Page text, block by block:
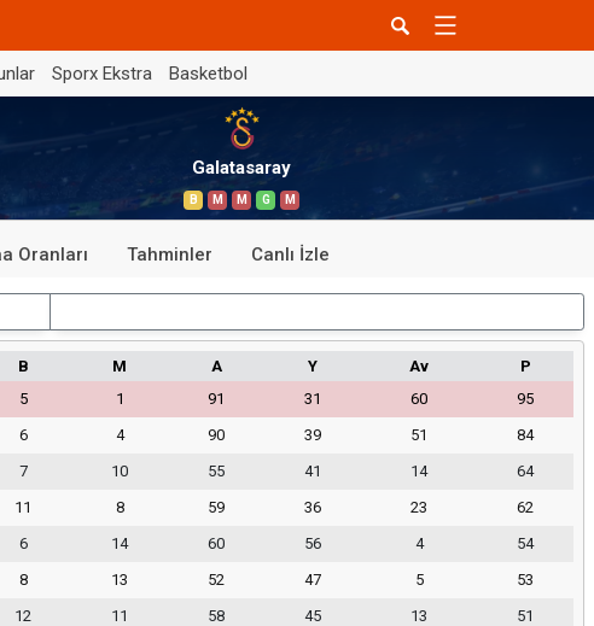
Sporx Ekstra Basketbol
Galatasaray
B M M G M
Oranları Tahminler Canlı İzle
B M A Y Av
P
5 1 91 31 60
95
6 4 90 39 51
84
7 10 55 41 14
64
11 8 59 36 23
62
6 14 60 56 4
54
8 13 52 47 5
53
12 11 58 45 13
51